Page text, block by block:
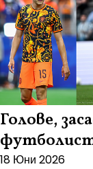
Голове,
18 Юни 2026